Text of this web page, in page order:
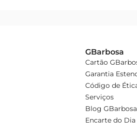
GBarbosa
Cartão
Garantia
Código de
Serviços
Blog GBarbosa
Encarte do Dia